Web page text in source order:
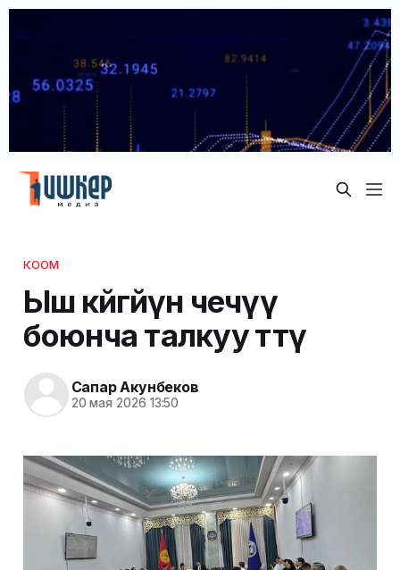
КООМ
Ыш көйгөйүн чечүү
боюнча талкуу өттү
Сапар Акунбеков
20 мая 2026 13:50